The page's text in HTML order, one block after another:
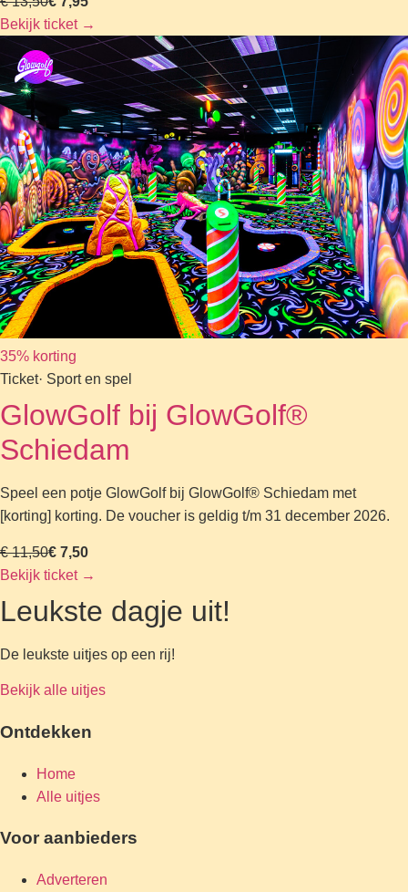
Bekijk ticket →
35% korting
Ticket· Sport en spel
GlowGolf bij GlowGolf®
Schiedam
Speel een potje GlowGolf bij GlowGolf® Schiedam met
[korting] korting. De voucher is geldig t/m 31 december 2026.
€ 11,50€ 7,50
Bekijk ticket →
Leukste dagje uit!
De leukste uitjes op een rij!
Bekijk alle uitjes
Ontdekken
Home
Alle uitjes
Voor aanbieders
Adverteren